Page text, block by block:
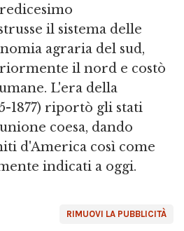
il sistema delle
agraria del sud,
il nord e costò
L'era della
1877) riportò gli stati
coesa, dando
d'America così come
indicati a oggi.
RIMUOVI LA PUBBLICITÀ